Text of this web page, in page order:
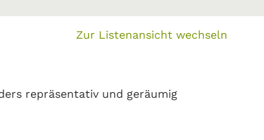
Zur Listenansicht wechseln
repräsentativ und geräumig